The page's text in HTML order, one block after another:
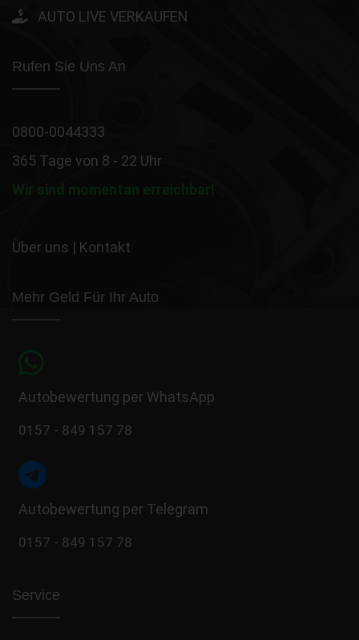
AUTO LIVE VERKAUFEN
Rufen Sie Uns An
0800-0044333
365 Tage von 8 - 22 Uhr
Wir sind momentan erreichbar!
Über uns | Kontakt
Mehr Geld Für Ihr Auto
Autobewertung per WhatsApp
0157 - 849 157 78
Autobewertung per Telegram
0157 - 849 157 78
Service